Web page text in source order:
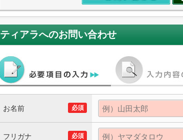
ティアラへのお問い合わせ
必須
お名前
必須
フリガナ